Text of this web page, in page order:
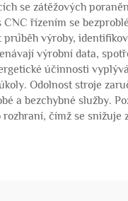
se zátěžových
řízením se
průběh výroby,
výrobní data,
účinnosti
Odolnost stroje
a bezchybné služby.
čímž se snižuje